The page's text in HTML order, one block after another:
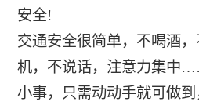
安全!
交通安全很简单，不喝酒
机，不说话，注意力集中
小事，只需动动手就可做